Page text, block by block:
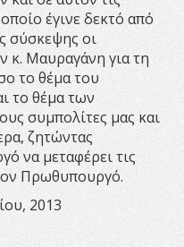
έγινε δεκτό από
σύσκεψης οι
κ. Μαυραγάνη για τη
το θέμα του
το θέμα των
συμπολίτες μας και
ζητώντας
να μεταφέρει τις
Πρωθυπουργό.
2013